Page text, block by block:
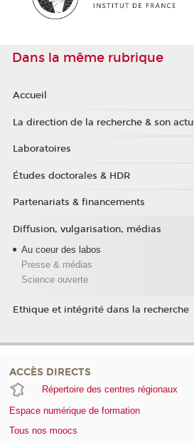
Dans la même rubrique
Accueil
La direction de la recherche & son actu
Laboratoires
Études doctorales & HDR
Partenariats & financements
Diffusion, vulgarisation, médias
Au coeur des labos
Presse & médias
Science ouverte
Ethique et intégrité dans la recherche
ACCÈS DIRECTS
Répertoire des centres régionaux
Espace numérique de formation
Tous nos moocs